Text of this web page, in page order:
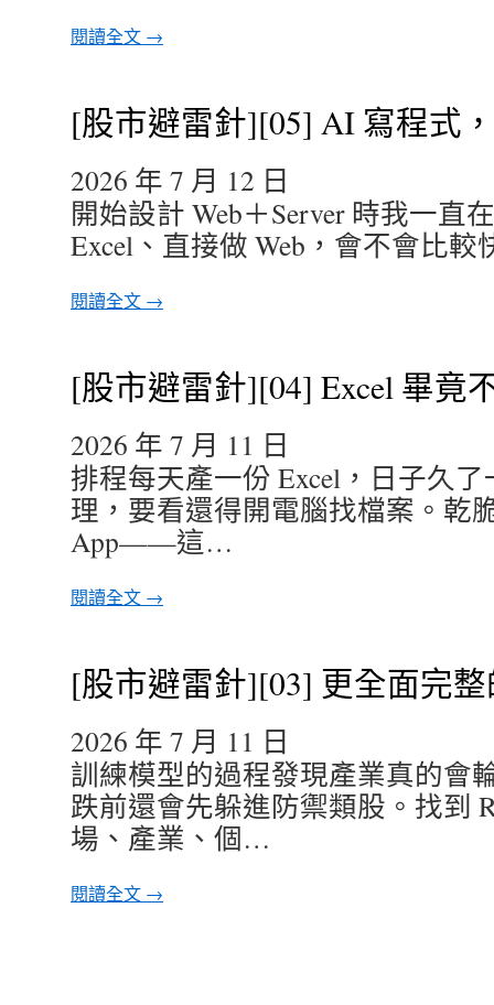
閱讀全文 →
[股市避雷針][05] AI 寫程式
2026 年 7 月 12 日
開始設計 Web＋Server 時我一直
Excel、直接做 Web，會不會比
閱讀全文 →
[股市避雷針][04] Excel 畢竟
2026 年 7 月 11 日
排程每天產一份 Excel，日子久
理，要看還得開電腦找檔案。乾
App——這…
閱讀全文 →
[股市避雷針][03] 更全面完
2026 年 7 月 11 日
訓練模型的過程發現產業真的會
跌前還會先躲進防禦類股。找到
場、產業、個…
閱讀全文 →